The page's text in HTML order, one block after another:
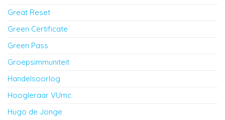
Great Reset
Green Certificate
Green Pass
Groepsimmuniteit
Handelsoorlog
Hoogleraar VUmc
Hugo de Jonge